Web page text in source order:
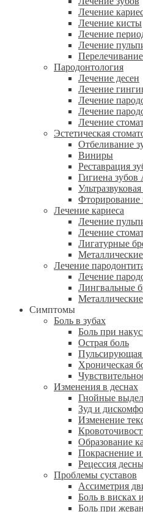
Лечение
Лечение кисты
Лечение
Лечение
Пародонтология
Лечение десен
Лечение
Лечение
Лечение
Лечение
Эстетическая
Отбеливание
Виниры
Реставрация
Гигиена
Фторирование
Лечение кариеса
Лечение
Лечение
Лигатурные
Лечение
Лечение
Лингвальные
Симптомы
Боль в зубах
Боль при
Острая боль
Пульсирующая
Хроническая
Изменения в деснах
Гнойные
Зуд и
Изменение
Образование
Покраснение и
Рецессия
Проблемы суставов
Ассиметрия
Боль в висках
Боль при